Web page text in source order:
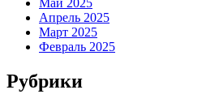
Май 2025
Апрель 2025
Март 2025
Февраль 2025
Рубрики